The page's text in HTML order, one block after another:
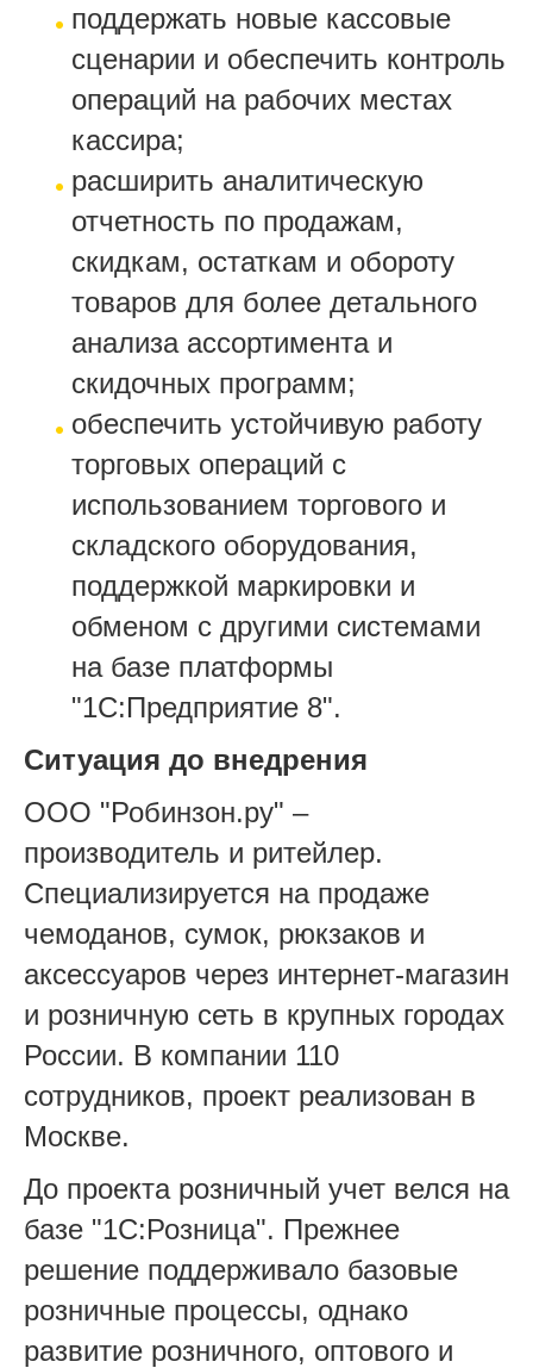
поддержать новые кассовые
сценарии и обеспечить контроль
операций на рабочих местах
кассира;
расширить аналитическую
отчетность по продажам,
скидкам, остаткам и обороту
товаров для более детального
анализа ассортимента и
скидочных программ;
обеспечить устойчивую работу
торговых операций с
использованием торгового и
складского оборудования,
поддержкой маркировки и
обменом с другими системами
на базе платформы
"1С:Предприятие 8".
Ситуация до внедрения
ООО "Робинзон.ру" –
производитель и ритейлер.
Специализируется на продаже
чемоданов, сумок, рюкзаков и
аксессуаров через интернет-магазин
и розничную сеть в крупных городах
России. В компании 110
сотрудников, проект реализован в
Москве.
До проекта розничный учет велся на
базе "1С:Розница". Прежнее
решение поддерживало базовые
розничные процессы, однако
развитие розничного, оптового и